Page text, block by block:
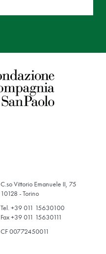
C.so Vittorio Emanuele II, 75
10128 - Torino
Tel. +39 011 15630100
Fax +39 011 15630111
CF 00772450011